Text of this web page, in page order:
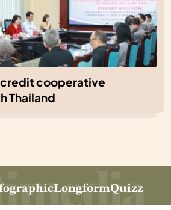
cooperative
Thailand
LongformQuizz